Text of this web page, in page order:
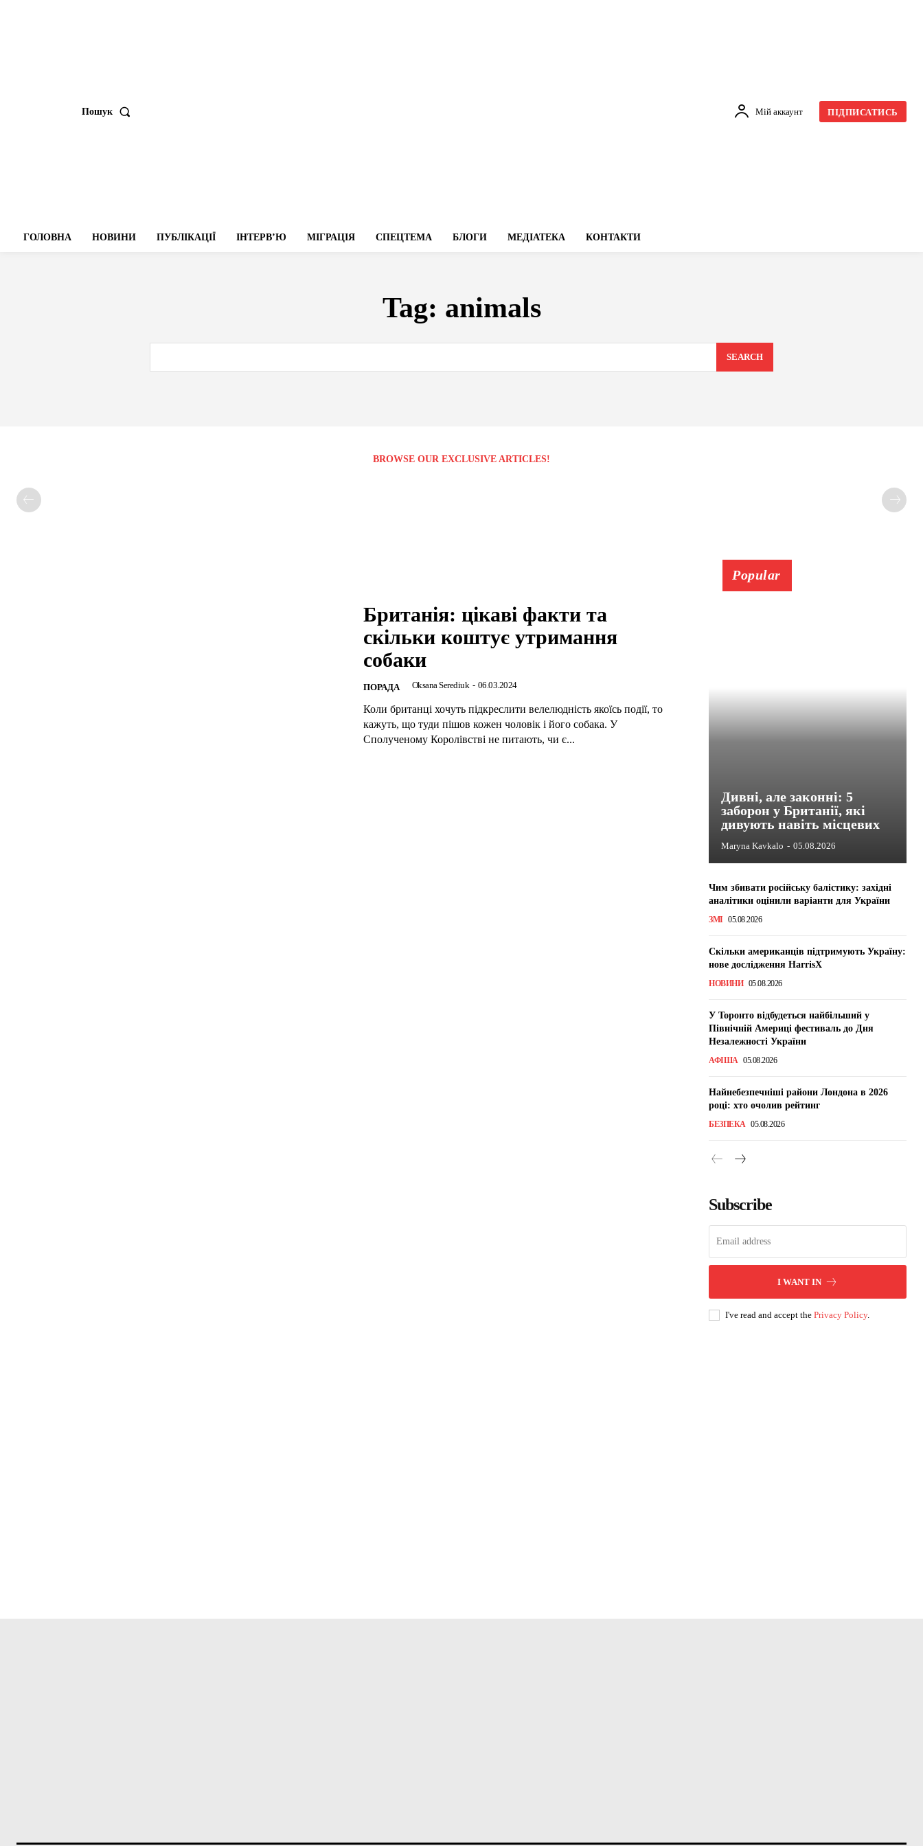
Пошук Мій аккаунт ПІДПИСАТИСЬ
ГОЛОВНА НОВИНИ ПУБЛІКАЦІЇ ІНТЕРВʼЮ МІГРАЦІЯ СПЕЦТЕМА БЛОГИ МЕДІАТЕКА КОНТАКТИ
Tag: animals
SEARCH
BROWSE OUR EXCLUSIVE ARTICLES!
Британія: цікаві факти та
скільки коштує утримання
собаки
ПОРАДА Oksana Serediuk - 06.03.2024
Коли британці хочуть підкреслити велелюдність якоїсь події, то
кажуть, що туди пішов кожен чоловік і його собака. У
Сполученому Королівстві не питають, чи є...
Popular
Дивні, але законні: 5
заборон у Британії, які
дивують навіть місцевих
Maryna Kavkalo - 05.08.2026
Чим збивати російську балістику: західні
аналітики оцінили варіанти для України
ЗМІ 05.08.2026
Скільки американців підтримують Україну:
нове дослідження HarrisX
НОВИНИ 05.08.2026
У Торонто відбудеться найбільший у
Північній Америці фестиваль до Дня
Незалежності України
АФІША 05.08.2026
Найнебезпечніші райони Лондона в 2026
році: хто очолив рейтинг
БЕЗПЕКА 05.08.2026
Subscribe
I WANT IN
I've read and accept the Privacy Policy.